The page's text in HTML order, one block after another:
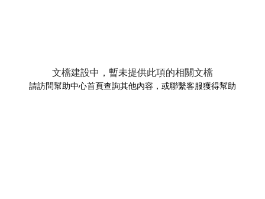
文檔建設中，暫未提供此項的相關文檔
請訪問幫助中心首頁查詢其他內容，或聯繫客服獲得幫助